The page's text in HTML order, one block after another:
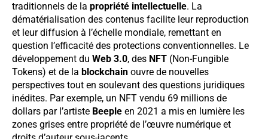
traditionnels de la propriété intellectuelle. La
dématérialisation des contenus facilite leur reproduction
et leur diffusion à l’échelle mondiale, remettant en
question l’efficacité des protections conventionnelles. Le
développement du Web 3.0, des NFT (Non-Fungible
Tokens) et de la blockchain ouvre de nouvelles
perspectives tout en soulevant des questions juridiques
inédites. Par exemple, un NFT vendu 69 millions de
dollars par l’artiste Beeple en 2021 a mis en lumière les
zones grises entre propriété de l’œuvre numérique et